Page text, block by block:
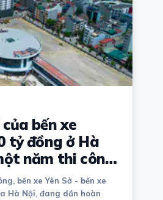
bến xe
tỷ đồng ở Hà
năm thi công
bất ngờ
bến xe Yên Sở - bến xe
Hà Nội, đang dần hoàn